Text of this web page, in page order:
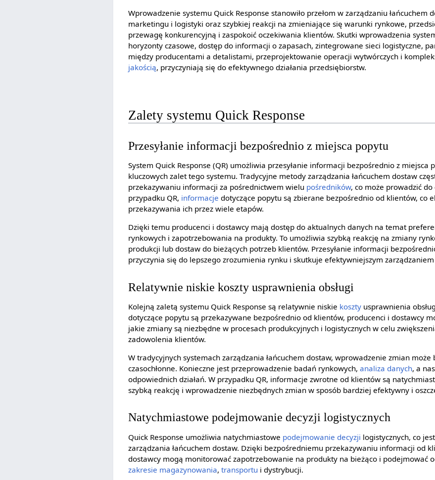
Wprowadzenie systemu Quick Response stanowiło przełom w zarządzaniu łańcuchem
marketingu i logistyki oraz szybkiej reakcji na zmieniające się warunki rynkowe,
przewagę konkurencyjną i zaspokoić oczekiwania klientów. Skutki wprowadzenia
horyzonty czasowe, dostęp do informacji o zapasach, zintegrowane sieci logistyczne,
między producentami a detalistami, przeprojektowanie operacji wytwórczych i
jakością, przyczyniają się do efektywnego działania przedsiębiorstw.
Zalety systemu Quick Response
Przesyłanie informacji bezpośrednio z miejsca popytu
System Quick Response (QR) umożliwia przesyłanie informacji bezpośrednio z miejsca
kluczowych zalet tego systemu. Tradycyjne metody zarządzania łańcuchem dostaw
przekazywaniu informacji za pośrednictwem wielu pośredników, co może prowadzić do
przypadku QR, informacje dotyczące popytu są zbierane bezpośrednio od klientów, co
przekazywania ich przez wiele etapów.
Dzięki temu producenci i dostawcy mają dostęp do aktualnych danych na temat
rynkowych i zapotrzebowania na produkty. To umożliwia szybką reakcję na zmiany
produkcji lub dostaw do bieżących potrzeb klientów. Przesyłanie informacji
przyczynia się do lepszego zrozumienia rynku i skutkuje efektywniejszym zarządzaniem
Relatywnie niskie koszty usprawnienia obsługi
Kolejną zaletą systemu Quick Response są relatywnie niskie koszty usprawnienia
dotyczące popytu są przekazywane bezpośrednio od klientów, producenci i dostawcy
jakie zmiany są niezbędne w procesach produkcyjnych i logistycznych w celu
zadowolenia klientów.
W tradycyjnych systemach zarządzania łańcuchem dostaw, wprowadzenie zmian może
czasochłonne. Konieczne jest przeprowadzenie badań rynkowych,analiza danych, a
odpowiednich działań. W przypadku QR, informacje zwrotne od klientów są
szybką reakcję i wprowadzenie niezbędnych zmian w sposób bardziej efektywny i
Natychmiastowe podejmowanie decyzji logistycznych
Quick Response umożliwia natychmiastowe podejmowanie decyzji logistycznych, co
zarządzania łańcuchem dostaw. Dzięki bezpośredniemu przekazywaniu informacji od
dostawcy mogą monitorować zapotrzebowanie na produkty na bieżąco i podejmować
zakresie magazynowania,transportu i dystrybucji.